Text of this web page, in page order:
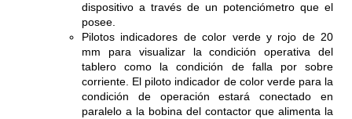
dispositivo a través de un potenciómetro que el
posee.
Pilotos indicadores de color verde y rojo de 20
mm para visualizar la condición operativa del
tablero como la condición de falla por sobre
corriente. El piloto indicador de color verde para la
condición de operación estará conectado en
paralelo a la bobina del contactor que alimenta la